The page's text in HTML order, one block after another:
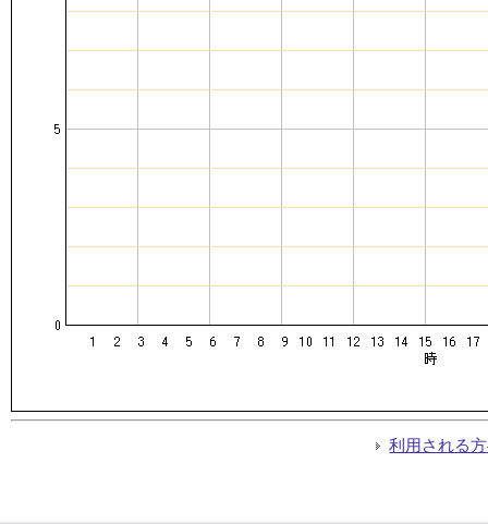
利用される